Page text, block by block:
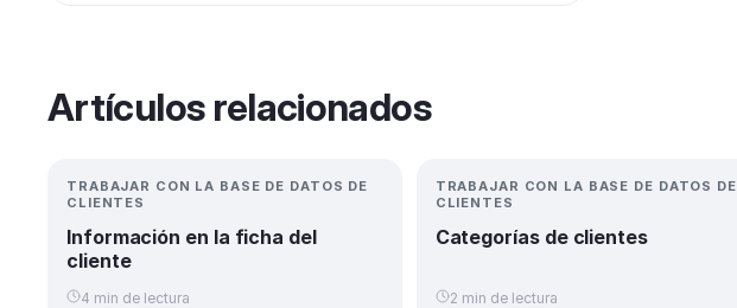
Artículos relacionados
TRABAJAR CON LA BASE DE DATOS DE
CLIENTES
Información en la ficha del
cliente
4 min de lectura
TRABAJAR CON LA BASE DE DATOS DE
CLIENTES
Categorías de clientes
2 min de lectura